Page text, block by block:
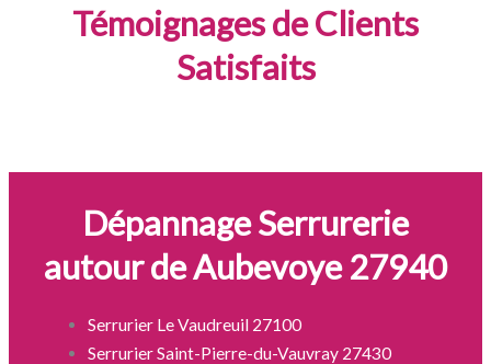
Témoignages de Clients
Satisfaits
Dépannage Serrurerie
autour de Aubevoye 27940
Serrurier Le Vaudreuil 27100
Serrurier Saint-Pierre-du-Vauvray 27430